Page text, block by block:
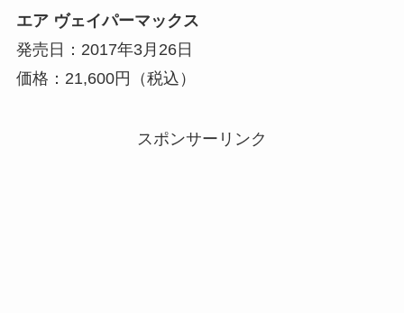
エア ヴェイパーマックス
発売日：2017年3月26日
価格：21,600円（税込）
スポンサーリンク